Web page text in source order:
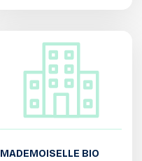
MADEMOISELLE BIO